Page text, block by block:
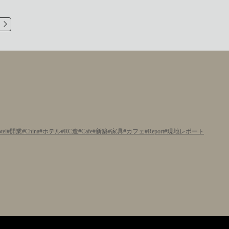
開業 China ホテル RC造 Cafe 新築 家具 カフェ Report 現地レポート